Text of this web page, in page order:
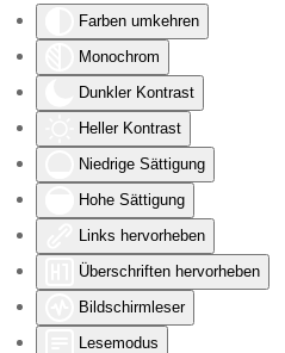
Farben umkehren
Monochrom
Dunkler Kontrast
Heller Kontrast
Niedrige Sättigung
Hohe Sättigung
Links hervorheben
Überschriften hervorheben
Bildschirmleser
Lesemodus